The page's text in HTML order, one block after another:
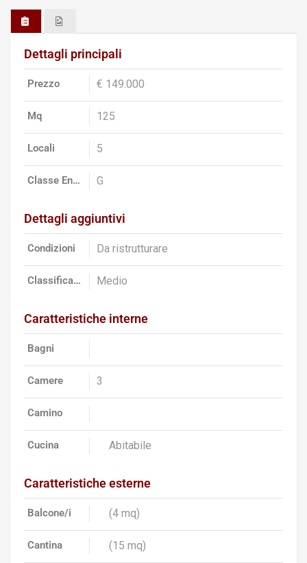
Dettagli principali
Prezzo € 149.000
Mq 125
Locali 5
Classe Energ. G
Dettagli aggiuntivi
Condizioni Da ristrutturare
Classificazione Medio
Caratteristiche interne
Bagni
Camere 3
Camino
Cucina Abitabile
Caratteristiche esterne
Balcone/i (4 mq)
Cantina (15 mq)